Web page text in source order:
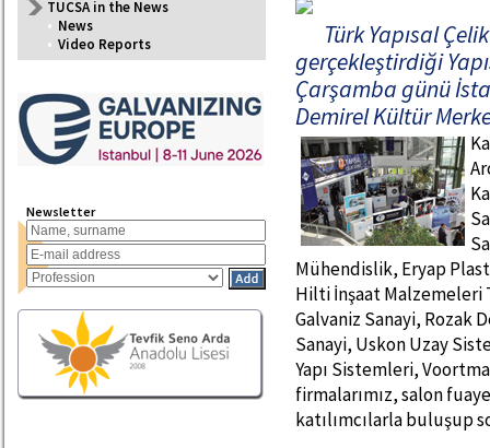
TUCSA in the News
• News
• Video Reports
Newsletter
Türk Yapısal
gerçekleştirdiği
Çarşamba günü
Demirel Kültür
Mühendislik, Eryap
Hilti İnşaat Malzemeleri
Galvaniz Sanayi, Rozak
Sanayi, Uskon Uzay
Yapı Sistemleri,
firmalarımız, salon
katılımcılarla buluşup